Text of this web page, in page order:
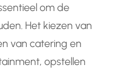
om de
Het kiezen van
van catering en
opstellen